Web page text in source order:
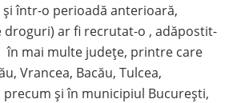
și într-o perioadă anterioară,
droguri) ar fi recrutat-o , adăpostit-
mai multe județe, printre care
Vrancea, Bacău, Tulcea,
precum și în municipiul București,